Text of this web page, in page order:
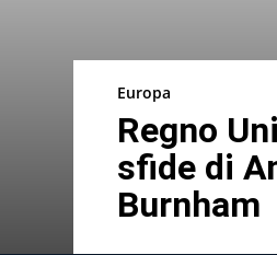
Europa
Regno
sfide di
Burnham